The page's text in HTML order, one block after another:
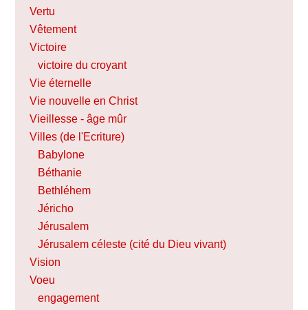
Vertu
Vêtement
Victoire
victoire du croyant
Vie éternelle
Vie nouvelle en Christ
Vieillesse - âge mûr
Villes (de l'Ecriture)
Babylone
Béthanie
Bethléhem
Jéricho
Jérusalem
Jérusalem céleste (cité du Dieu vivant)
Vision
Voeu
engagement